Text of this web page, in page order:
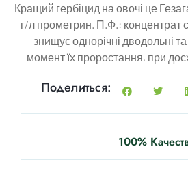
Кращий гербіцид на овочі це
г/л прометрин. П.Ф.: концентрат
знищує однорічні дводольні та
момент їх проростання, при
Поделиться:
100%